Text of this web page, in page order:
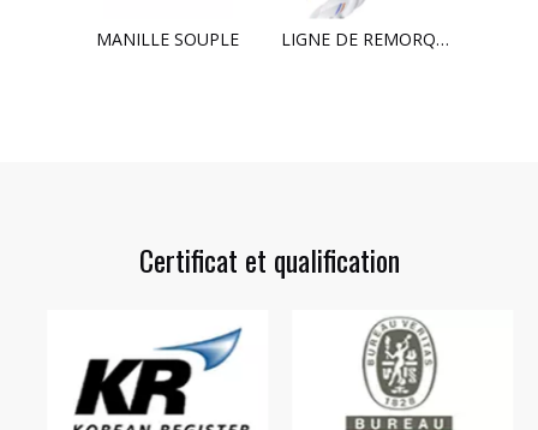
MANILLE SOUPLE LIGNE DE REMORQUAGE
Certificat et qualification